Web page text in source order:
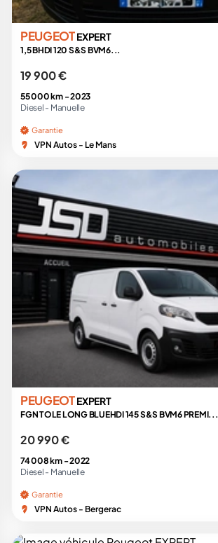
PEUGEOTEXPERT
1,5 BHDI 120 S&S BVM6...
19 900 €
55 000 km -2023
Diesel - Manuelle
Garantie
VPN Autos - Le Mans
PEUGEOTEXPERT
FGN TOLE LONG BLUEHDI 145 S&S BVM6 PREMI...
20 990 €
74 008 km -2022
Diesel - Manuelle
Garantie
VPN Autos - Bergerac